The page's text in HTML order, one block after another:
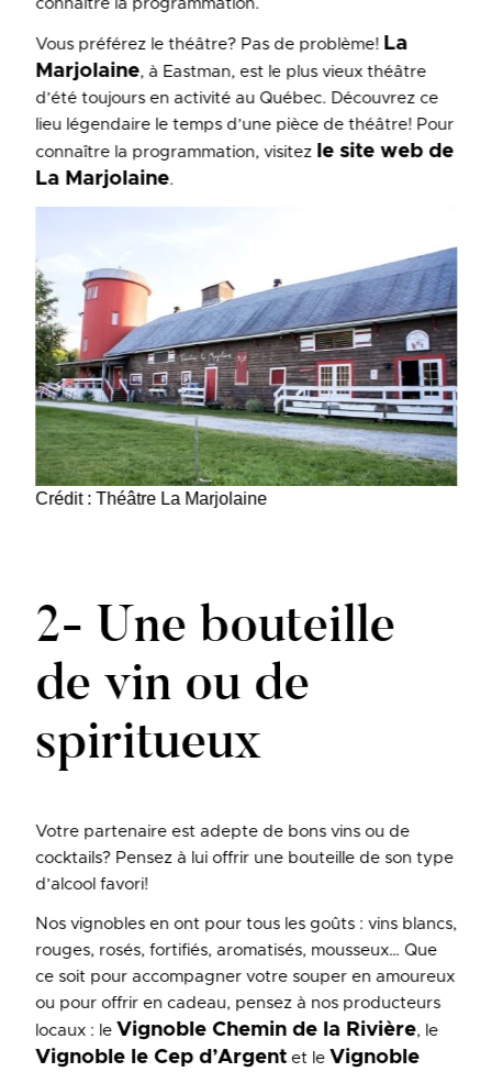
connaître la programmation.
Vous préférez le théâtre? Pas de problème! La
Marjolaine, à Eastman, est le plus vieux théâtre
d’été toujours en activité au Québec. Découvrez ce
lieu légendaire le temps d’une pièce de théâtre! Pour
connaître la programmation, visitez le site web de
La Marjolaine.
Crédit : Théâtre La Marjolaine
2- Une bouteille
de vin ou de
spiritueux
Votre partenaire est adepte de bons vins ou de
cocktails? Pensez à lui offrir une bouteille de son type
d’alcool favori!
Nos vignobles en ont pour tous les goûts : vins blancs,
rouges, rosés, fortifiés, aromatisés, mousseux… Que
ce soit pour accompagner votre souper en amoureux
ou pour offrir en cadeau, pensez à nos producteurs
locaux : le Vignoble Chemin de la Rivière, le
Vignoble le Cep d’Argentet le Vignoble